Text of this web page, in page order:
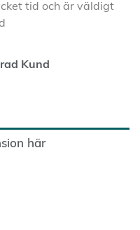
tid och är väldigt
Kund
här